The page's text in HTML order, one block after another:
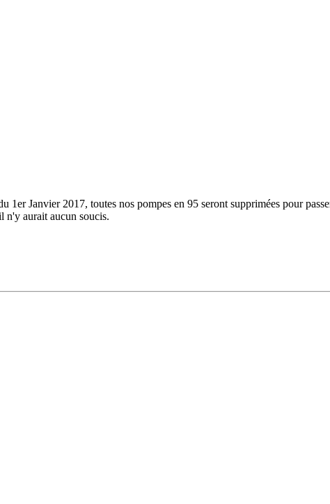
Janvier 2017, toutes nos pompes en 95 seront supprimées pour
n'y aurait aucun soucis.